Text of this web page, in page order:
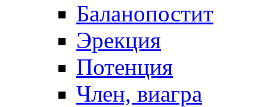
Баланопостит
Эрекция
Потенция
Член, виагра